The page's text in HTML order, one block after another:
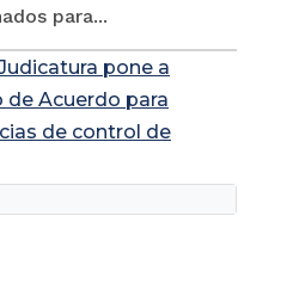
para...
pone a
Acuerdo para
de control de